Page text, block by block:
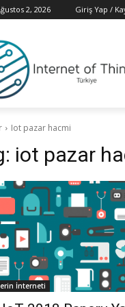
2, 2026 Giriş Yap /
Iot pazar hacmi
iot pazar
İnterneti